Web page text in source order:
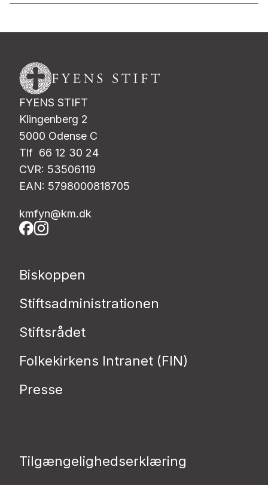
FYENS STIFT
Klingenberg 2
5000 Odense C
Tlf 66 12 30 24
CVR: 53506119
EAN: 5798000818705
kmfyn@km.dk
Biskoppen
Stiftsadministrationen
Stiftsrådet
Folkekirkens Intranet (FIN)
Presse
Tilgængelighedserklæring